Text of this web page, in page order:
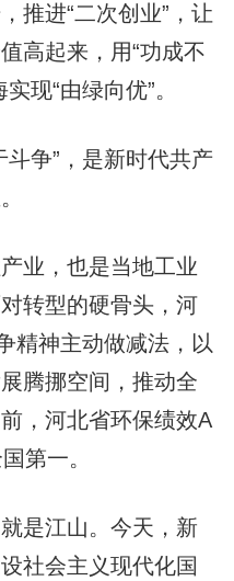
推进“二次创业”，让
高起来，用“功成不
现“由绿向优”。
争”，是新时代共产
业，也是当地工业
转型的硬骨头，河
精神主动做减法，以
腾挪空间，推动全
，河北省环保绩效A
第一。
是江山。今天，新
社会主义现代化国